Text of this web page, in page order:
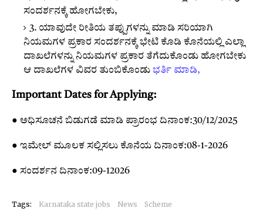
ಸಂದರ್ಶನಕ್ಕೆ ಹೋಗಬೇಕು,
3. ಯಾವುದೇ ರೀತಿಯ ತಪ್ಪುಗಳನ್ನು ಮಾಡಿ ಸರಿಯಾಗಿ
ನಿಯಮಗಳ ಪ್ರಕಾರ ಸಂದರ್ಶನಕ್ಕೆ ಭೇಟಿ ಕೊಡಿ ಕೊನೆಯಲ್ಲಿ ಎಲ್ಲಾ
ದಾಖಲೆಗಳನ್ನು ನಿಯಮಗಳ ಪ್ರಕಾರ ತೆಗೆದುಕೊಂಡು ಹೋಗಬೇಕು
ಆ ದಾಖಲೆಗಳ ವಿವರ ತುಂಬಿಕೊಂಡು ಭರ್ತಿ ಮಾಡಿ,
Important Dates for Applying:
● ಅಧಿಸೂಚನೆ ಬಿಡುಗಡೆ ಮಾಡಿ ಪ್ರಾರಂಭ ದಿನಾಂಕ:30/12/2025
● ಇಮೇಲ್ ಮೂಲಕ ಸಲ್ಲಿಸಲು ಕೊನೆಯ ದಿನಾಂಕ:08-1-2026
● ಸಂದರ್ಶನ ದಿನಾಂಕ:09-12026
Tags: Karnataka state jobs News Scheme